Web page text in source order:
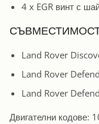
4 x EGR винт с
Land Rover
Land Rover
Land Rover
Двигателни кодове: